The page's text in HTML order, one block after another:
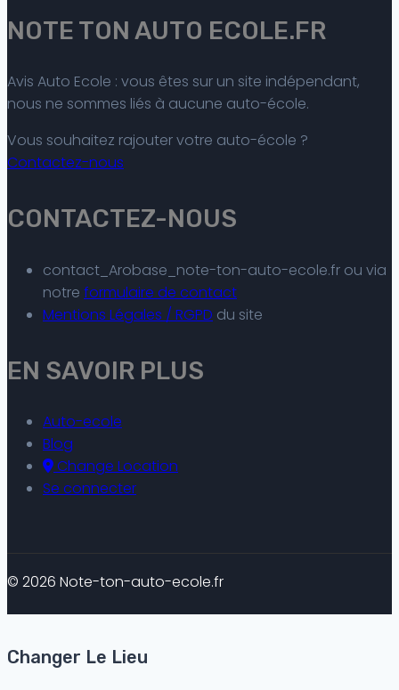
NOTE TON AUTO ECOLE.FR
Avis Auto Ecole : vous êtes sur un site indépendant,
nous ne sommes liés à aucune auto-école.
Vous souhaitez rajouter votre auto-école ?
Contactez-nous
CONTACTEZ-NOUS
contact_Arobase_note-ton-auto-ecole.fr ou via
notre formulaire de contact
Mentions Légales / RGPD du site
EN SAVOIR PLUS
Auto-ecole
Blog
Change Location
Se connecter
© 2026 Note-ton-auto-ecole.fr
Changer Le Lieu